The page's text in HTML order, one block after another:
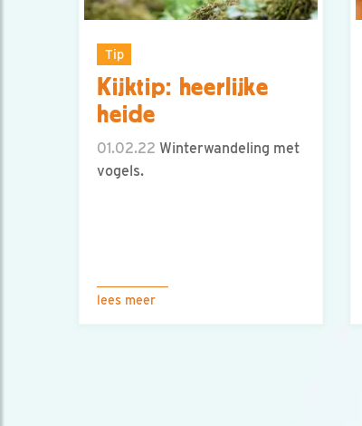
Tip
Kijktip: heerlijke
heide
01.02.22 Winterwandeling met
vogels.
lees meer